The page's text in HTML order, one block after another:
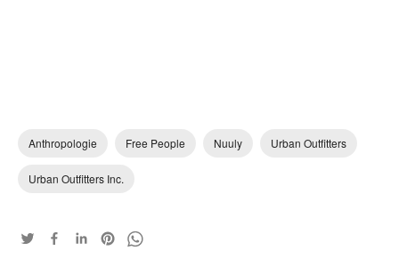
Anthropologie Free People Nuuly Urban Outfitters
Urban Outfitters Inc.